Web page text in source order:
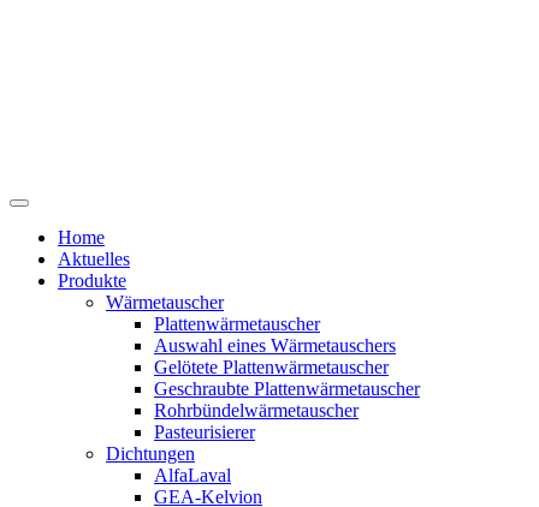
Home
Aktuelles
Produkte
Wärmetauscher
Plattenwärmetauscher
Auswahl eines Wärmetauschers
Gelötete Plattenwärmetauscher
Geschraubte Plattenwärmetauscher
Rohrbündelwärmetauscher
Pasteurisierer
Dichtungen
AlfaLaval
GEA-Kelvion